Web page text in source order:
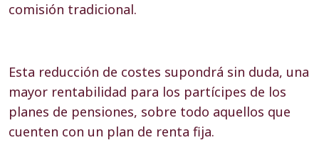
comisión tradicional.
Esta reducción de costes supondrá sin duda, una
mayor rentabilidad para los partícipes de los
planes de pensiones, sobre todo aquellos que
cuenten con un plan de renta fija.